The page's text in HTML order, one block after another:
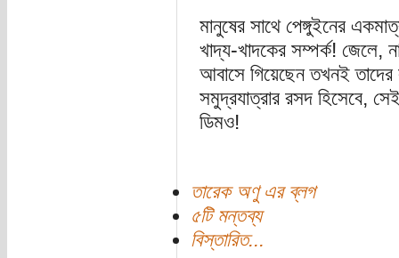
মানুষের সাথে পেঙ্গুইনের
খাদ্য-খাদকের সম্পর্ক! জেলে,
আবাসে গিয়েছেন তখনই তাদের
সমুদ্রযাত্রার রসদ হিসেবে,
ডিমও!
তারেক অণু এর ব্লগ
৫টি মন্তব্য
বিস্তারিত...